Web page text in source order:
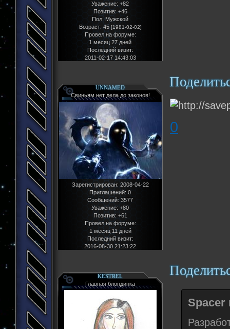
Уважение: +82
Позитив: +46
Пол:Мужской
Возраст: 45 [1981-02-02]
Провел на форуме:
1 месяц 27 дней
Последний визит:
2011-02-17 14:43:03
UNNAMED
Свиньям нет дела до законов!
Зарегистрирован: 2008-04-22
Приглашений: 0
Сообщений: 3577
Уважение: +80
Позитив: +61
Провел на форуме:
1 месяц 11 дней
Последний визит:
2016-08-30 21:23:22
0
KESTREL
Главная блондинка
Spacer